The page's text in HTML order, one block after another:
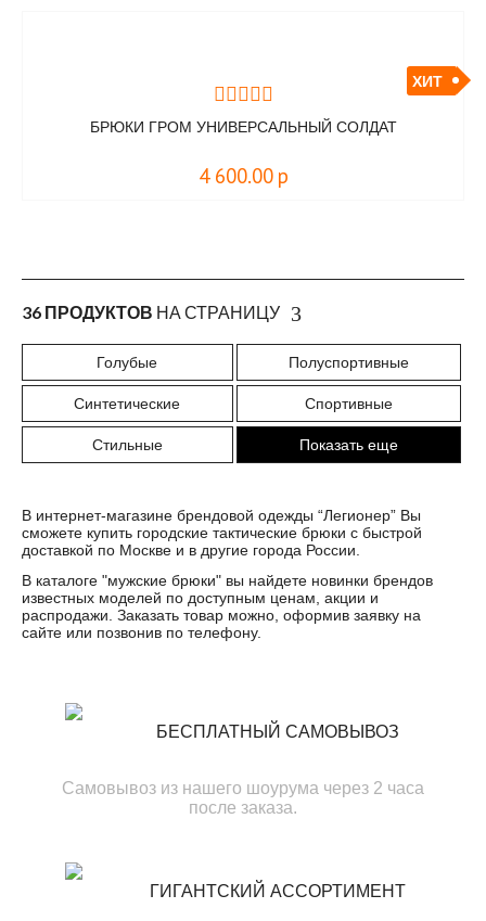
ХИТ
БРЮКИ ГРОМ УНИВЕРСАЛЬНЫЙ СОЛДАТ
4 600.00 р
36 ПРОДУКТОВ НА СТРАНИЦУ
Голубые Полуспортивные
Синтетические Спортивные
Стильные Показать еще
В интернет-магазине брендовой одежды “Легионер” Вы
сможете купить городские тактические брюки с быстрой
доставкой по Москве и в другие города России.
В каталоге "мужские брюки" вы найдете новинки брендов
известных моделей по доступным ценам, акции и
распродажи. Заказать товар можно, оформив заявку на
сайте или позвонив по телефону.
БЕСПЛАТНЫЙ САМОВЫВОЗ
Самовывоз из нашего шоурума через 2 часа
после заказа.
ГИГАНТСКИЙ АССОРТИМЕНТ